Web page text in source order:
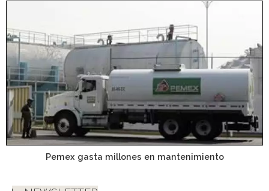
Pemex gasta millones en mantenimiento